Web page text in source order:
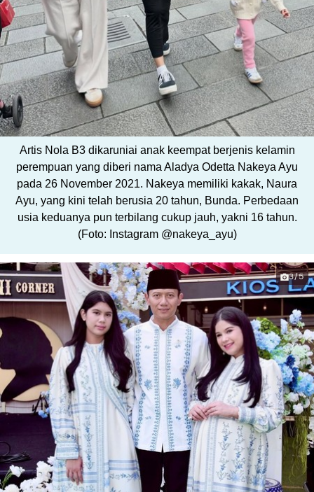
Artis Nola B3 dikaruniai anak keempat berjenis kelamin
perempuan yang diberi nama Aladya Odetta Nakeya Ayu
pada 26 November 2021. Nakeya memiliki kakak, Naura
Ayu, yang kini telah berusia 20 tahun, Bunda. Perbedaan
usia keduanya pun terbilang cukup jauh, yakni 16 tahun.
(Foto: Instagram @nakeya_ayu)
3/5